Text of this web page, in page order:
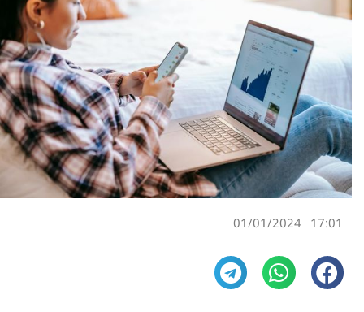
17:01
01/01/2024